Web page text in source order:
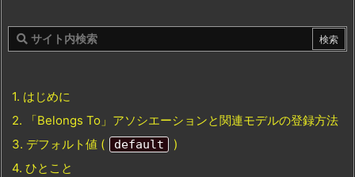
1. はじめに
2. 「Belongs To」アソシエーションと関連モデルの登録方法
3. デフォルト値 ( default
)
4. ひとこと